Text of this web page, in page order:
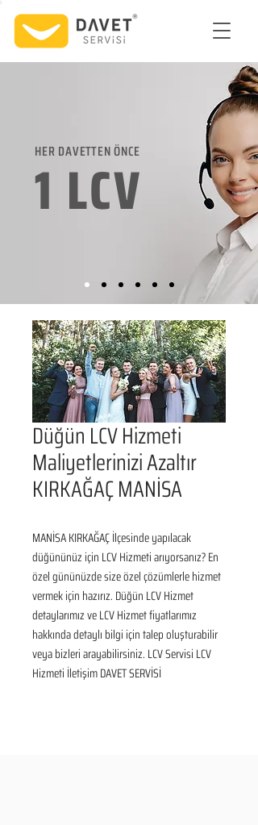
HER DAVETTEN ÖNCE
1 LCV
Düğün LCV Hizmeti
Maliyetlerinizi Azaltır
KIRKAĞAÇ MANİSA
MANİSA KIRKAĞAÇ İlçesinde yapılacak
düğününüz için LCV Hizmeti arıyorsanız? En
özel gününüzde size özel çözümlerle hizmet
vermek için hazırız. Düğün LCV Hizmet
detaylarımız ve LCV Hizmet fiyatlarımız
hakkında detaylı bilgi için talep oluşturabilir
veya bizleri arayabilirsiniz. LCV Servisi LCV
Hizmeti İletişim DAVET SERVİSİ